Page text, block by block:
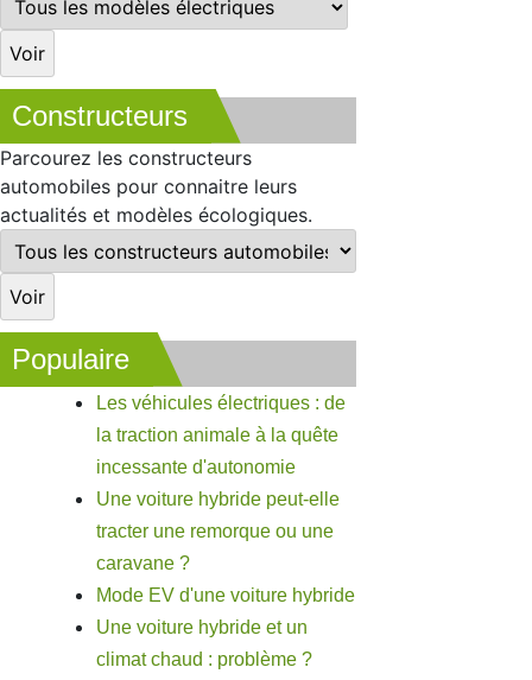
Constructeurs
Parcourez les constructeurs
automobiles pour connaitre leurs
actualités et modèles écologiques.
Populaire
Les véhicules électriques : de
la traction animale à la quête
incessante d'autonomie
Une voiture hybride peut-elle
tracter une remorque ou une
caravane ?
Mode EV d'une voiture hybride
Une voiture hybride et un
climat chaud : problème ?